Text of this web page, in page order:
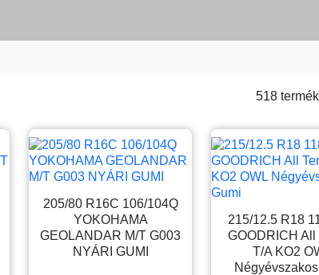
518
205/80 R16C 106/104Q
YOKOHAMA
GEOLANDAR M/T G003
NYÁRI GUMI
215/12.5 R18
GOODRICH All
T/A KO2